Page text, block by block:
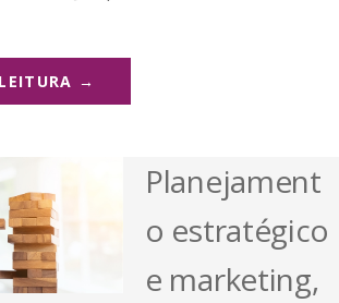
→
Planejament
o estratégico
e marketing,